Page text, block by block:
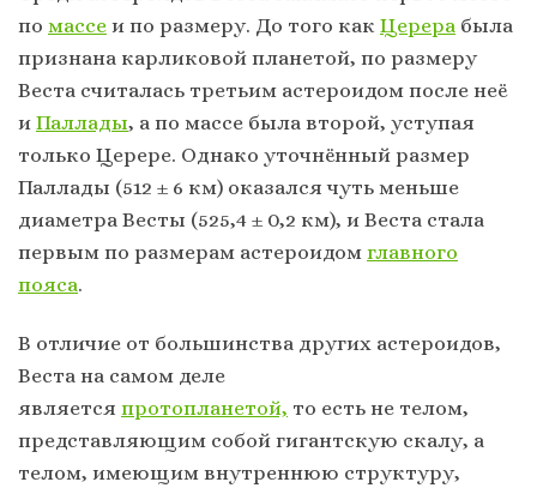
по массе и по размеру. До того как Церера была
признана карликовой планетой, по размеру
Веста считалась третьим астероидом после неё
и Паллады, а по массе была второй, уступая
только Церере. Однако уточнённый размер
Паллады (512 ± 6 км) оказался чуть меньше
диаметра Весты (525,4 ± 0,2 км), и Веста стала
первым по размерам астероидом главного
пояса.
В отличие от большинства других астероидов,
Веста на самом деле
является протопланетой, то есть не телом,
представляющим собой гигантскую скалу, а
телом, имеющим внутреннюю структуру,